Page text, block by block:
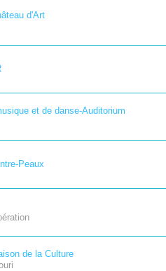
d'Art
et de danse-Auditorium
Peaux
de la Culture